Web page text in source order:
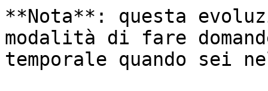
**Nota**: questa
modalità di fare
temporale quando sei